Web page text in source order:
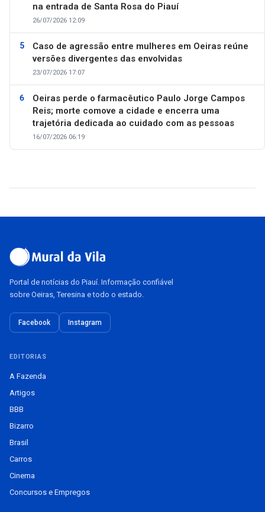
na entrada de Santa Rosa do Piauí
26/07/2026 12:09
Caso de agressão entre mulheres em Oeiras reúne
versões divergentes das envolvidas
23/07/2026 17:07
Oeiras perde o farmacêutico Paulo Jorge Campos
Reis; morte comove a cidade e encerra uma
trajetória dedicada ao cuidado com as pessoas
16/07/2026 06:19
Portal de notícias do Piauí. Informação confiável
sobre Oeiras, Teresina e todo o estado.
Facebook Instagram
EDITORIAS
A Fazenda
Artigos
BBB
Bizarro
Brasil
Carros
Cinema
Concursos e Empregos